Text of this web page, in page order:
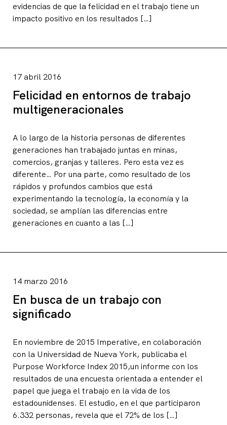
evidencias de que la felicidad en el trabajo tiene un
impacto positivo en los resultados […]
17 abril 2016
Felicidad en entornos de trabajo
multigeneracionales
A lo largo de la historia personas de diferentes
generaciones han trabajado juntas en minas,
comercios, granjas y talleres. Pero esta vez es
diferente… Por una parte, como resultado de los
rápidos y profundos cambios que está
experimentando la tecnología, la economía y la
sociedad, se amplían las diferencias entre
generaciones en cuanto a las […]
14 marzo 2016
En busca de un trabajo con
significado
En noviembre de 2015 Imperative, en colaboración
con la Universidad de Nueva York, publicaba el
Purpose Workforce Index 2015,un informe con los
resultados de una encuesta orientada a entender el
papel que juega el trabajo en la vida de los
estadounidenses. El estudio, en el que participaron
6.332 personas, revela que el 72% de los […]